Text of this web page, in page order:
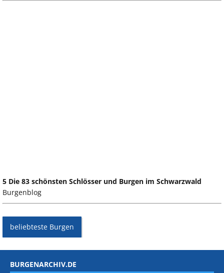
5 Die 83 schönsten Schlösser und Burgen im Schwarzwald
Burgenblog
beliebteste Burgen
BURGENARCHIV.DE